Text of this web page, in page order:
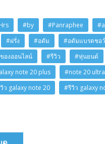
#by #Panraphee
#ฝรั่ง #อดัม #อดัมแบรดชอว์
องออนไลน์ #รีวิว #หุ่นยนต์
note 20 plus #note 20 ultra
ว galaxy note 20 #รีวิว galaxy